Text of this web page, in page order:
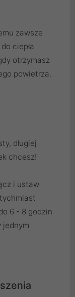
zawsze
ciepła
otrzymasz
powietrza.
długiej
chcesz!
i ustaw
6 - 8 godzin
jednym